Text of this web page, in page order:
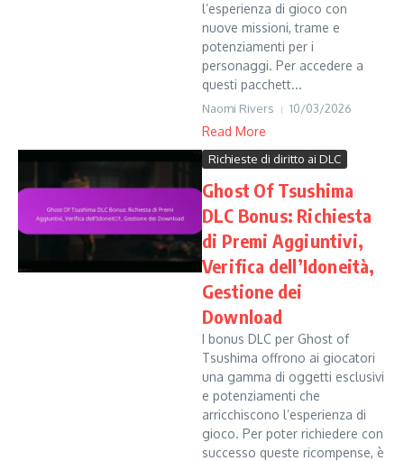
l’esperienza di gioco con
nuove missioni, trame e
potenziamenti per i
personaggi. Per accedere a
questi pacchett...
Naomi Rivers 10/03/2026
Read More
Richieste di diritto ai DLC
Ghost Of Tsushima
DLC Bonus: Richiesta
di Premi Aggiuntivi,
Verifica dell’Idoneità,
Gestione dei
Download
I bonus DLC per Ghost of
Tsushima offrono ai giocatori
una gamma di oggetti esclusivi
e potenziamenti che
arricchiscono l’esperienza di
gioco. Per poter richiedere con
successo queste ricompense, è